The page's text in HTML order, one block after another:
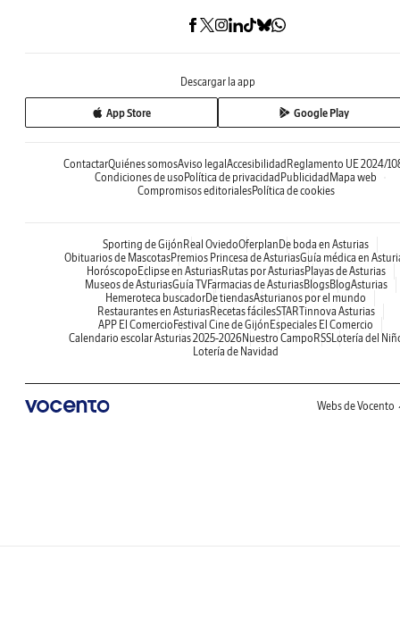
Descargar la app
App Store Google Play
ContactarQuiénes somosAviso legal Accesibilidad Reglamento UE 2024/
Condiciones de uso Política de privacidad Publicidad Mapa web
Compromisos editorialesPolítica de cookies
Sporting de Gijón Real OviedoOferplan De boda en Asturias
Obituarios de MascotasPremios Princesa de AsturiasGuía médica en
Horóscopo Eclipse en AsturiasRutas por AsturiasPlayas de Asturias
Museos de AsturiasGuía TVFarmacias de AsturiasBlogsBlogAsturias
Hemeroteca buscadorDe tiendasAsturianos por el mundo
Restaurantes en AsturiasRecetas fácilesSTARTinnova Asturias
APP El Comercio Festival Cine de Gijón Especiales El Comercio
Calendario escolar Asturias 2025-2026Nuestro Campo RSSLotería del
Lotería de Navidad
Webs de Vocento